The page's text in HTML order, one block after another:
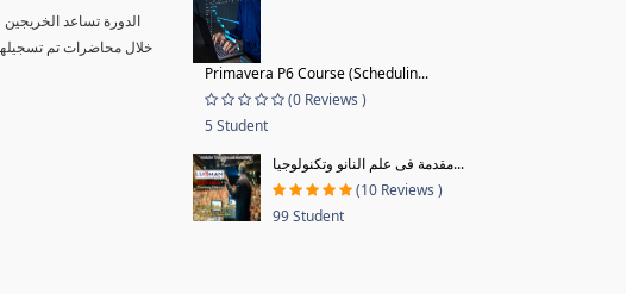
الدورة تساعد الخريجين
Primavera P6 Course (Schedulin...
(0 Reviews )
5 Student
مقدمة فى علم النانو وتكنولوجيا...
(10 Reviews )
99 Student